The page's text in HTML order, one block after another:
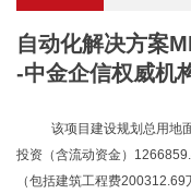
自动化解决方案
-中金企信权威机
该项目建设规划总用地
投资（含流动资金）
（包括建筑工程费